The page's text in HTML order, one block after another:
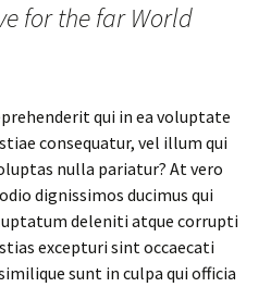
for the far World
qui in ea voluptate
consequatur, vel illum qui
nulla pariatur? At vero
dignissimos ducimus qui
deleniti atque corrupti
excepturi sint occaecati
sunt in culpa qui officia